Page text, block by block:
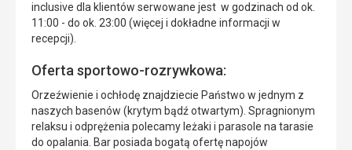
inclusive dla klientów serwowane jest w godzinach od ok.
11:00 - do ok. 23:00 (więcej i dokładne informacji w
recepcji).
Oferta sportowo-rozrywkowa:
Orzeźwienie i ochłodę znajdziecie Państwo w jednym z
naszych basenów (krytym bądź otwartym). Spragnionym
relaksu i odprężenia polecamy leżaki i parasole na tarasie
do opalania. Bar posiada bogatą ofertę napojów